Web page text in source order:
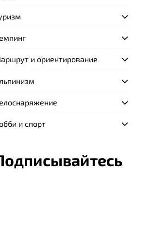
и ориентирование
и спорт